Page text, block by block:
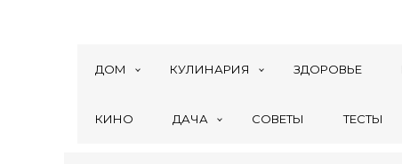
ДОМ КУЛИНАРИЯ ЗДОРОВЬЕ
КИНО ДАЧА СОВЕТЫ ТЕСТЫ